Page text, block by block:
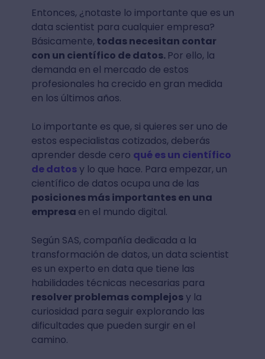
Entonces, ¿notaste lo importante que es un
data scientist para cualquier empresa?
Básicamente, todas necesitan contar
con un científico de datos. Por ello, la
demanda en el mercado de estos
profesionales ha crecido en gran medida
en los últimos años.
Lo importante es que, si quieres ser uno de
estos especialistas cotizados, deberás
aprender desde cero qué es un científico
de datosy lo que hace. Para empezar, un
científico de datos ocupa una de las
posiciones más importantes en una
empresa en el mundo digital.
Según SAS, compañía dedicada a la
transformación de datos, un data scientist
es un experto en data que tiene las
habilidades técnicas necesarias para
resolver problemas complejosy la
curiosidad para seguir explorando las
dificultades que pueden surgir en el
camino.